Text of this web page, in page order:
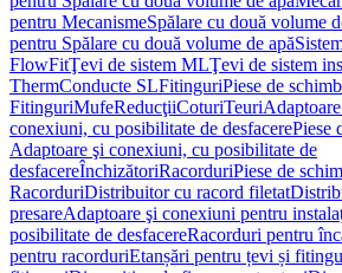
pentru MecanismeSpălare cu două volume
pentru Spălare cu două volume de apă
FlowFitŢevi de sistem MLŢevi de sistem
ThermConducte SLFitinguriPiese de
FitinguriMufeReducţiiCoturiTeuri
conexiuni, cu posibilitate de desfacerePiese
Adaptoare şi conexiuni, cu posibilitate de
desfacereÎnchizătoriRacorduriPiese de
RacorduriDistribuitor cu racord filetat
presareAdaptoare şi conexiuni pentru
posibilitate de desfacereRacorduri pentru
pentru racorduriEtanșări pentru țevi și